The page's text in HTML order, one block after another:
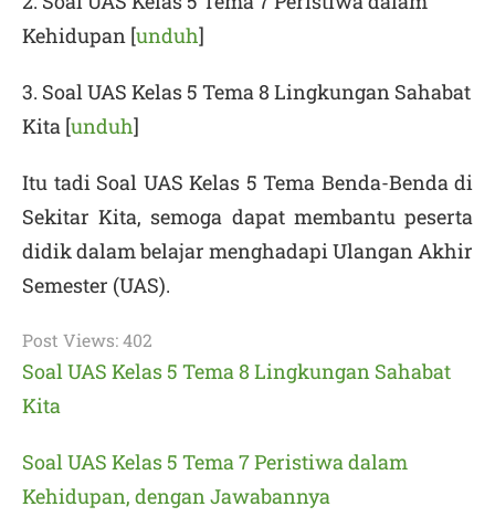
Kehidupan [unduh]
3. Soal UAS Kelas 5 Tema 8 Lingkungan Sahabat
Kita [unduh]
Itu tadi Soal UAS Kelas 5 Tema Benda-Benda di
Sekitar Kita, semoga dapat membantu peserta
didik dalam belajar menghadapi Ulangan Akhir
Semester (UAS).
Post Views:402
Soal UAS Kelas 5 Tema 8 Lingkungan Sahabat
Kita
Soal UAS Kelas 5 Tema 7 Peristiwa dalam
Kehidupan, dengan Jawabannya